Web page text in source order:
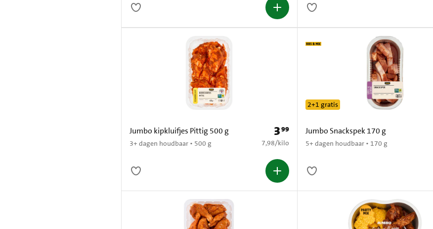
Jumbo kipkluifjes Pittig 500 g
3+ dagen houdbaar • 500 g
Prijs: € 3,99
399
€ 7,98 per kilo
7,98/kilo
Jumbo Snackspek 170 g
5+ dagen houdbaar • 170 g
2+1 gratis